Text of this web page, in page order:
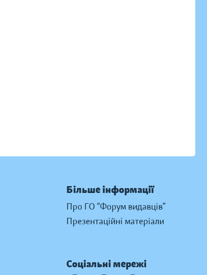
Більше інформації
Про ГО “Форум видавців”
Презентаційні матеріали
Соціальні мережі